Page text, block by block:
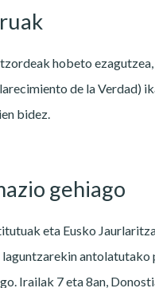
hobeto
de la Verdad)
bidez.
gehiago
eta Eusko
Irailak 7 eta 8an,